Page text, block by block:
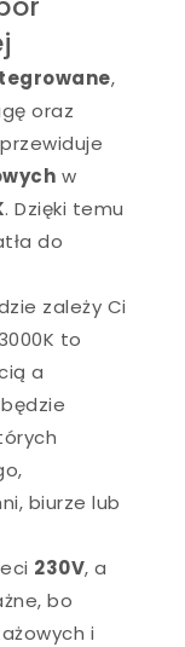
,
oraz
w
. Dzięki temu
do
zależy Ci
to
a
biurze lub
230V, a
bo
i